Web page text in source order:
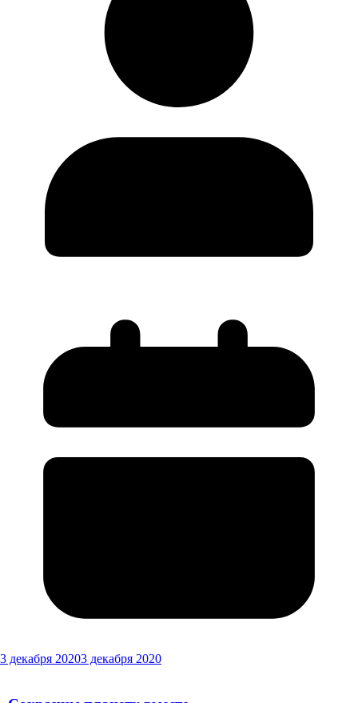
3 декабря 20203 декабря 2020